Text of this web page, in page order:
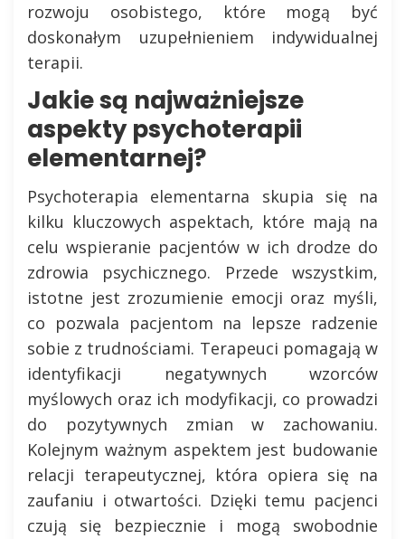
rozwoju osobistego, które mogą być
doskonałym uzupełnieniem indywidualnej
terapii.
Jakie są najważniejsze
aspekty psychoterapii
elementarnej?
Psychoterapia elementarna skupia się na
kilku kluczowych aspektach, które mają na
celu wspieranie pacjentów w ich drodze do
zdrowia psychicznego. Przede wszystkim,
istotne jest zrozumienie emocji oraz myśli,
co pozwala pacjentom na lepsze radzenie
sobie z trudnościami. Terapeuci pomagają w
identyfikacji negatywnych wzorców
myślowych oraz ich modyfikacji, co prowadzi
do pozytywnych zmian w zachowaniu.
Kolejnym ważnym aspektem jest budowanie
relacji terapeutycznej, która opiera się na
zaufaniu i otwartości. Dzięki temu pacjenci
czują się bezpiecznie i mogą swobodnie